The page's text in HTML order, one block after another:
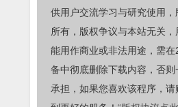
供用户交流学习与研究使用
所有，版权争议与本站无关
能用作商业或非法用途，需
备中彻底删除下载内容，否
承担，如果您喜欢该程序，